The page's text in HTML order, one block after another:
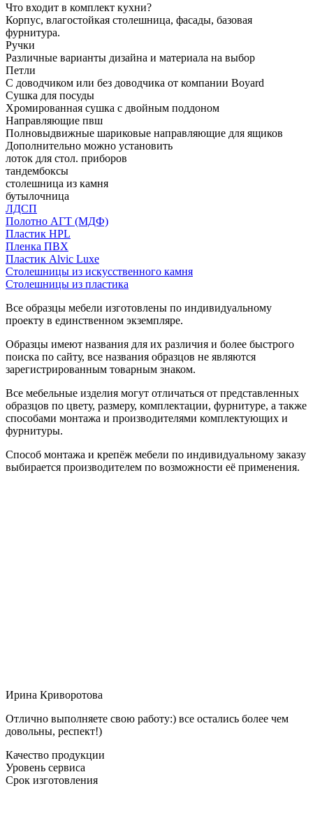
Что входит в комплект кухни?
Корпус, влагостойкая столешница, фасады, базовая
фурнитура.
Ручки
Различные варианты дизайна и материала на выбор
Петли
С доводчиком или без доводчика от компании Boyard
Сушка для посуды
Хромированная сушка с двойным поддоном
Направляющие пвш
Полновыдвижные шариковые направляющие для ящиков
Дополнительно можно установить
лоток для стол. приборов
тандембоксы
столешница из камня
бутылочница
ЛДСП
Полотно АГТ (МДФ)
Пластик HPL
Пленка ПВХ
Пластик Alvic Luxe
Столешницы из искусственного камня
Столешницы из пластика
Все образцы мебели изготовлены по индивидуальному
проекту в единственном экземпляре.
Образцы имеют названия для их различия и более быстрого
поиска по сайту, все названия образцов не являются
зарегистрированным товарным знаком.
Все мебельные изделия могут отличаться от представленных
образцов по цвету, размеру, комплектации, фурнитуре, а также
способами монтажа и производителями комплектующих и
фурнитуры.
Способ монтажа и крепёж мебели по индивидуальному заказу
выбирается производителем по возможности её применения.
Ирина Криворотова
Отлично выполняете свою работу:) все остались более чем
довольны, респект!)
Качество продукции
Уровень сервиса
Срок изготовления